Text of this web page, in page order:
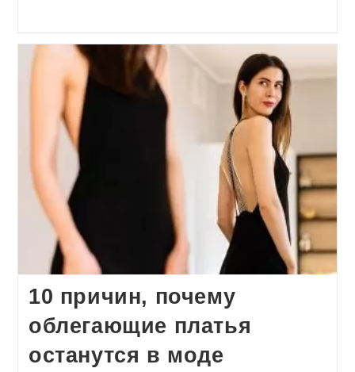
10 причин, почему
облегающие платья
останутся в моде